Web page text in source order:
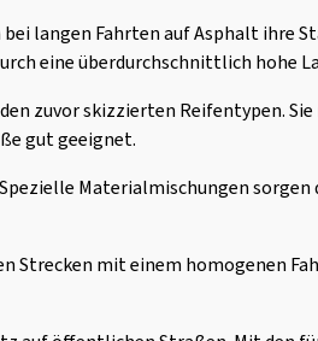
langen Fahrten auf Asphalt ihre
eine überdurchschnittlich hohe
zuvor skizzierten Reifentypen.
gut geeignet.
Materialmischungen sorgen
Strecken mit einem homogenen